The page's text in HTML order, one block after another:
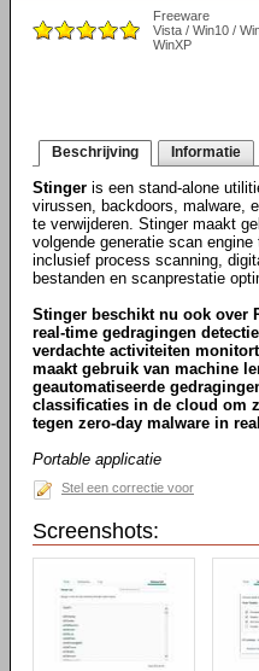
Freeware
Vista / Win10 /
WinXP
Beschrijving Informatie
Stinger is een stand-alone
virussen, backdoors, malware,
te verwijderen. Stinger maakt
volgende generatie scan engine
inclusief process scanning,
bestanden en scanprestatie
Stinger beschikt nu ook over
real-time gedragingen
verdachte activiteiten
maakt gebruik van machine
geautomatiseerde
classificaties in de cloud om
tegen zero-day malware in
Portable applicatie
Stel een correctie voor
Screenshots: